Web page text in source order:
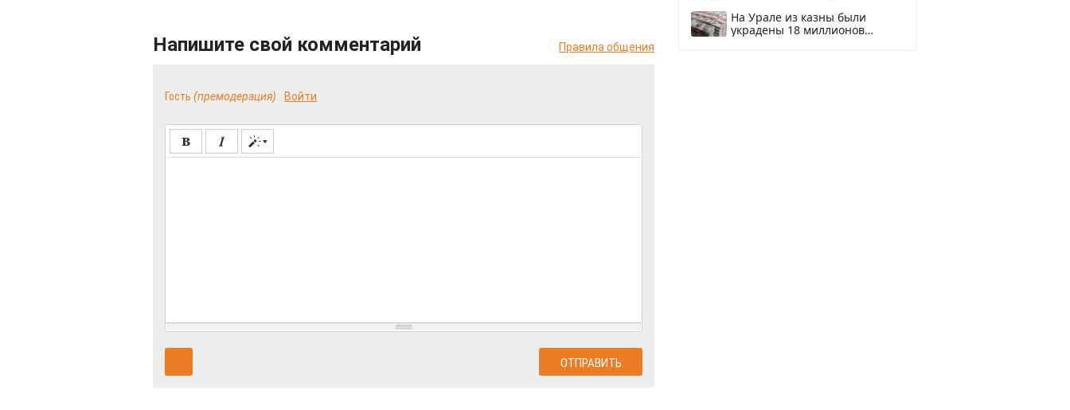
Напишите свой комментарий Правила общения
Гость (премодерация) Войти
На Урале из казны были
украдены 18 миллионов